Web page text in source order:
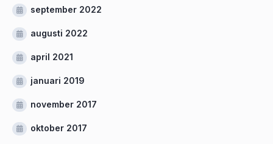
september 2022
augusti 2022
april 2021
januari 2019
november 2017
oktober 2017